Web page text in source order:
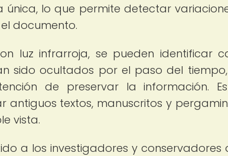
lo que permite detectar
documento.
luz infrarroja, se pueden identificar
sido ocultados por el paso del
de preservar la información.
textos, manuscritos y
vista.
a los investigadores y conservadores